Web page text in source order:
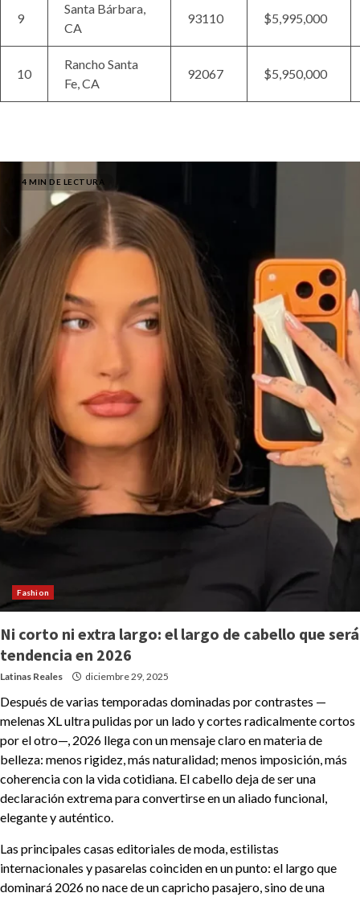
9
Santa Bárbara,
CA
93110 $5,995,000
10
Rancho Santa
Fe, CA
92067 $5,950,000
4 MIN DE LECTURA
Fashion
Ni corto ni extra largo: el largo de cabello que será
tendencia en 2026
Latinas Reales diciembre 29, 2025
Después de varias temporadas dominadas por contrastes —
melenas XL ultra pulidas por un lado y cortes radicalmente cortos
por el otro—, 2026 llega con un mensaje claro en materia de
belleza: menos rigidez, más naturalidad; menos imposición, más
coherencia con la vida cotidiana. El cabello deja de ser una
declaración extrema para convertirse en un aliado funcional,
elegante y auténtico.
Las principales casas editoriales de moda, estilistas
internacionales y pasarelas coinciden en un punto: el largo que
dominará 2026 no nace de un capricho pasajero, sino de una